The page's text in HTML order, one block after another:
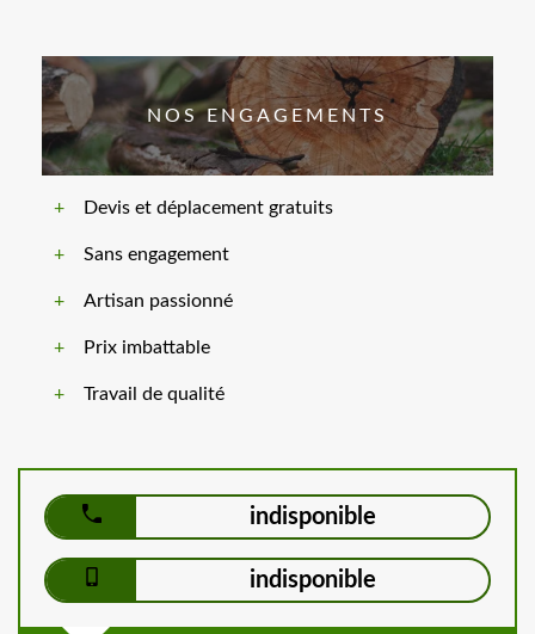
NOS ENGAGEMENTS
Devis et déplacement gratuits
Sans engagement
Artisan passionné
Prix imbattable
Travail de qualité
indisponible
indisponible